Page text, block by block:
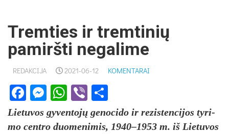
Tremties ir tremtinių
pamiršti negalime
REDAKCIJA 2021-06-12 KOMENTARAI
Facebook
Messenger
WhatsApp
Viber
Lie­tu­vos gy­ven­tojų ge­no­ci­do ir re­zis­ten­ci­jos ty­ri­
mo cent­ro duo­me­ni­mis, 1940–1953 m. iš Lie­tu­vos